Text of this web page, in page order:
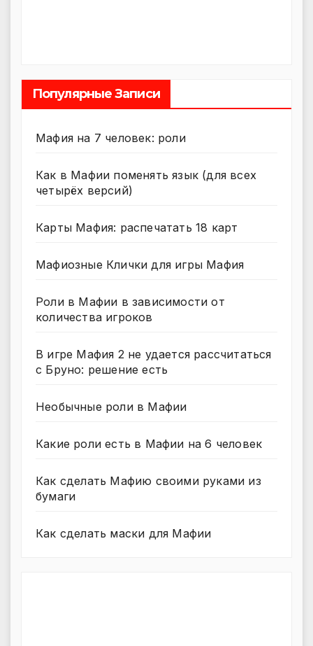
Популярные Записи
Мафия на 7 человек: роли
Как в Мафии поменять язык (для всех
четырёх версий)
Карты Мафия: распечатать 18 карт
Мафиозные Клички для игры Мафия
Роли в Мафии в зависимости от
количества игроков
В игре Мафия 2 не удается рассчитаться
с Бруно: решение есть
Необычные роли в Мафии
Какие роли есть в Мафии на 6 человек
Как сделать Мафию своими руками из
бумаги
Как сделать маски для Мафии